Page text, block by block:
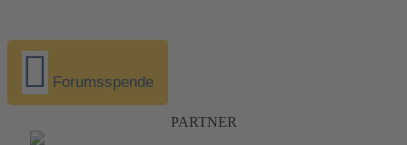
Forumsspende
PARTNER